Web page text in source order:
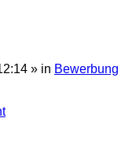
» in Bewerbung